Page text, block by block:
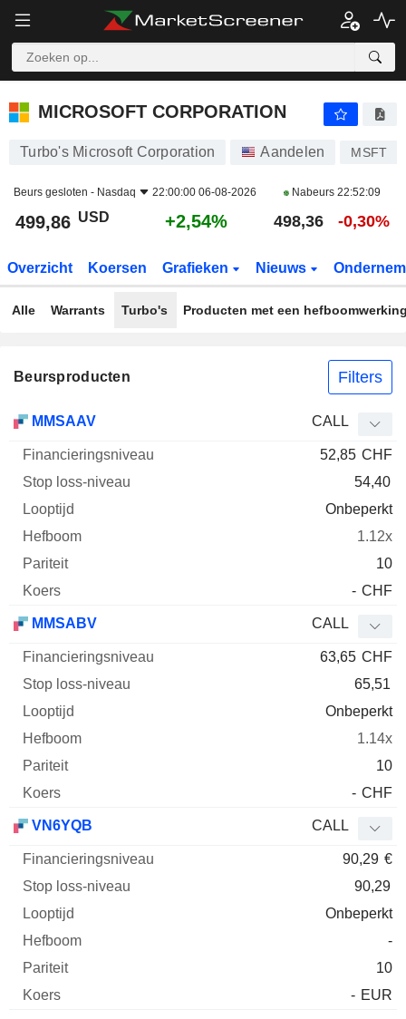
MICROSOFT CORPORATION
MICROSOFT CORPORATION
Turbo's Microsoft Corporation Aandelen MSFT
Beurs gesloten - Nasdaq 22:00:00 06-08-2026 Nabeurs 22:52:09
499,86 USD +2,54% 498,36 -0,30%
Overzicht Koersen Grafieken Nieuws
Alle Warrants Turbo's Producten met een
Beursproducten Filters
Afkorting Type
Financieringsniveau Looptijd
MMSAAV CALL
52,85 CHF
54,40
Onbeperkt
1.12x
10
- CHF
MMSABV CALL
63,65 CHF
65,51
Onbeperkt
1.14x
10
- CHF
VN6YQB CALL
90,29 €
90,29
Onbeperkt
-
10
- EUR